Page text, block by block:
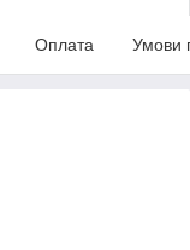
Оплата Умови